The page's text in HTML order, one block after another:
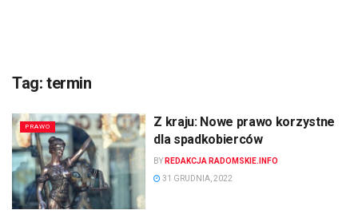
Tag: termin
PRAWO
Z kraju: Nowe prawo korzystne
dla spadkobierców
BY REDAKCJA RADOMSKIE.INFO
31 GRUDNIA, 2022